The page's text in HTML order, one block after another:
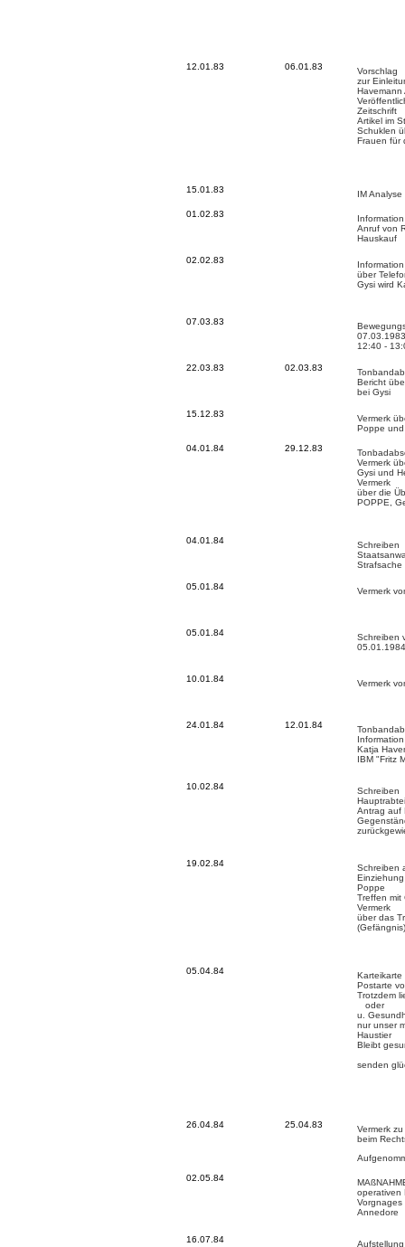
12.01.83 06.01.83
Vorschlag
zur
Havemann
Zeitschrift
Artikel im
Schuklen
Frauen für
15.01.83
IM
01.02.83
Information
Anruf von
Hauskauf
02.02.83
Information
über
Gysi wird
07.03.83
12:40 -
22.03.83 02.03.83
Bericht
bei Gysi
15.12.83
Vermerk
Poppe und
04.01.84
29 .12.83
Vermerk
Gysi und
Vermerk
über die
POPPE,
04.01.84
Schreiben
Strafsache
05.01.84 Vermerk
05.01.84
Schreiben
05.01.1984
10.01.84 Vermerk
24.01.84 12.01.84
Katja
IBM "Fritz
10.02.84
Schreiben
Antrag auf
19.02.84
Schreiben
Poppe
Treffen mit
Vermerk
über das
(Gefängnis)
05.04.84
Karteikarte
Postarte
Trotzdem
oder
u.
nur unser
Haustier
Bleibt
senden
26.04.84 25.04.83
Vermerk
beim
02.05.84
operativen
Annedore
16.07.84